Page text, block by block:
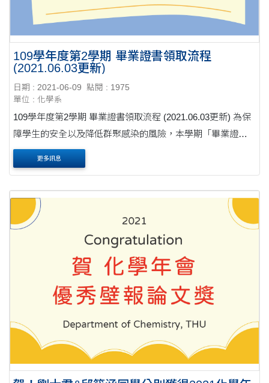
109學年度第2學期 畢業證書領取流程
(2021.06.03更新)
日期 : 2021-06-09
點閱 : 1975
單位 : 化學系
109學年度第2學期 畢業證書領取流程 (2021.06.03更新) 為保
障學生的安全以及降低群聚感染的風險，本學期「畢業證書
領取」將改以「線上預約登記」以及「分流領取」。另增加
一「7-11超商取貨付款」方式，以提供外地不便....
更多訊息